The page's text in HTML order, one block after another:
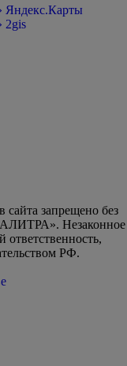
сайта запрещено без
Незаконное
ответственность,
РФ.